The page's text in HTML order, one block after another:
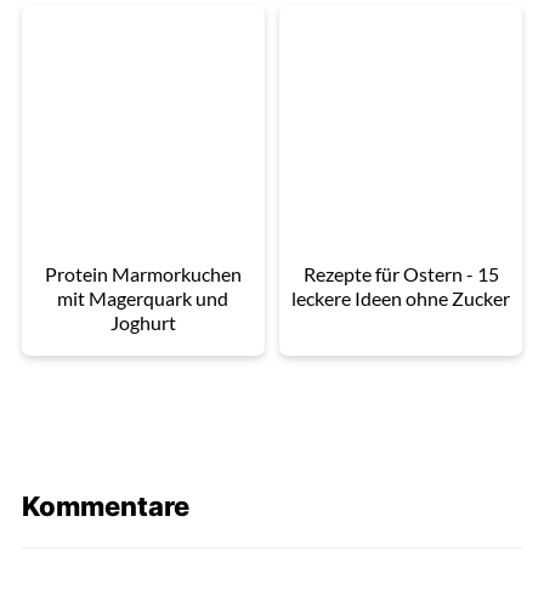
Protein Marmorkuchen
mit Magerquark und
Joghurt
Rezepte für Ostern - 15
leckere Ideen ohne Zucker
Kommentare